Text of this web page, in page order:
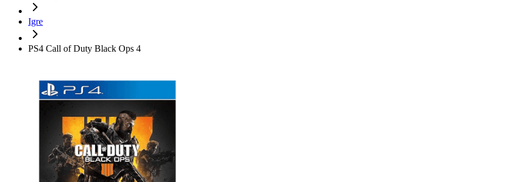
Igre
PS4 Call of Duty Black Ops 4